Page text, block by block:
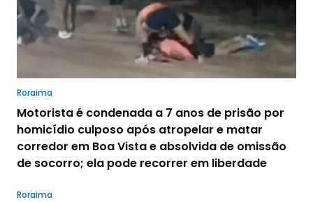
Roraima
Motorista é condenada a 7 anos de prisão por
homicídio culposo após atropelar e matar
corredor em Boa Vista e absolvida de omissão
de socorro; ela pode recorrer em liberdade
Roraima